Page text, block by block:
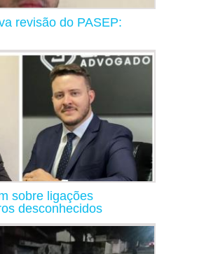
revisão do PASEP:
sobre ligações
desconhecidos